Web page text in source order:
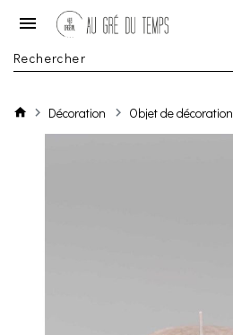
Décoration Objet de décoration